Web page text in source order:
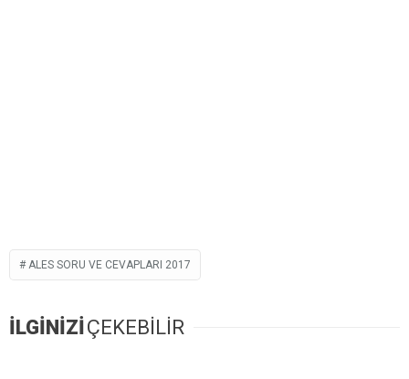
ALES SORU VE CEVAPLARI 2017
İLGİNİZİÇEKEBİLİR